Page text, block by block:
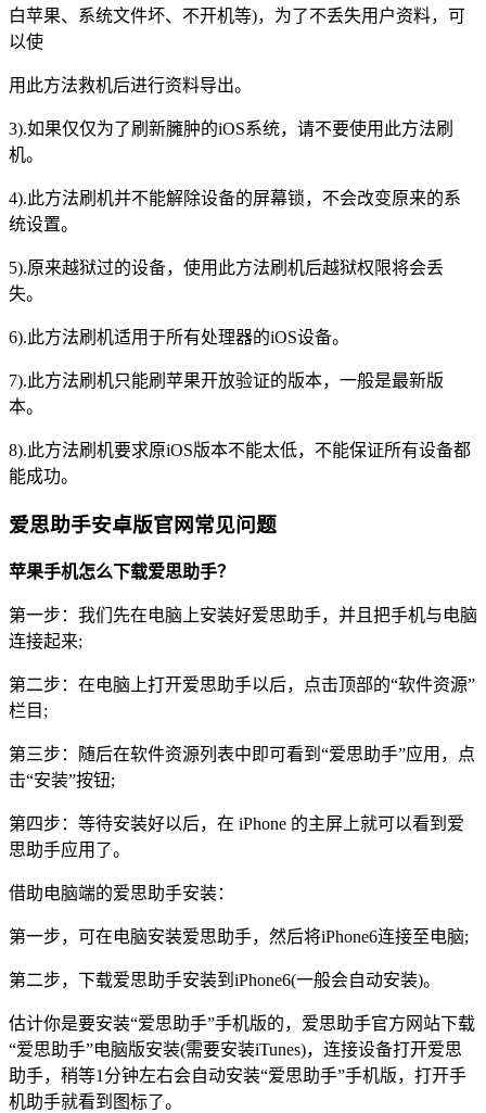
白苹果、系统文件坏、不开机等)，为了不丢失用户资料，可
以使
用此方法救机后进行资料导出。
3).如果仅仅为了刷新臃肿的iOS系统，请不要使用此方法刷
机。
4).此方法刷机并不能解除设备的屏幕锁，不会改变原来的系
统设置。
5).原来越狱过的设备，使用此方法刷机后越狱权限将会丢
失。
6).此方法刷机适用于所有处理器的iOS设备。
7).此方法刷机只能刷苹果开放验证的版本，一般是最新版
本。
8).此方法刷机要求原iOS版本不能太低，不能保证所有设备都
能成功。
爱思助手安卓版官网常见问题
苹果手机怎么下载爱思助手？
第一步：我们先在电脑上安装好爱思助手，并且把手机与电脑
连接起来;
第二步：在电脑上打开爱思助手以后，点击顶部的“软件资源”
栏目;
第三步：随后在软件资源列表中即可看到“爱思助手”应用，点
击“安装”按钮;
第四步：等待安装好以后，在 iPhone 的主屏上就可以看到爱
思助手应用了。
借助电脑端的爱思助手安装：
第一步，可在电脑安装爱思助手，然后将iPhone6连接至电脑;
第二步，下载爱思助手安装到iPhone6(一般会自动安装)。
估计你是要安装“爱思助手”手机版的，爱思助手官方网站下载
“爱思助手”电脑版安装(需要安装iTunes)，连接设备打开爱思
助手，稍等1分钟左右会自动安装“爱思助手”手机版，打开手
机助手就看到图标了。